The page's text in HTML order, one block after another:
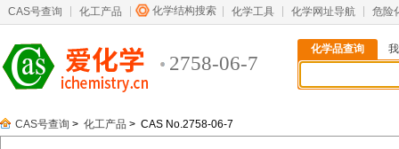
CAS号查询 化工产品 化学结构搜索 化学工具 化学网址导航 危险
2758-06-7
化学品查询
CAS号查询 > 化工产品 > CAS No.2758-06-7